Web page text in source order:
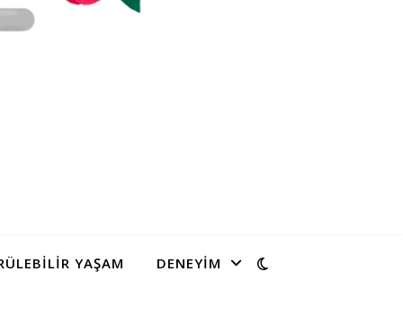
YAŞAM DENEYIM